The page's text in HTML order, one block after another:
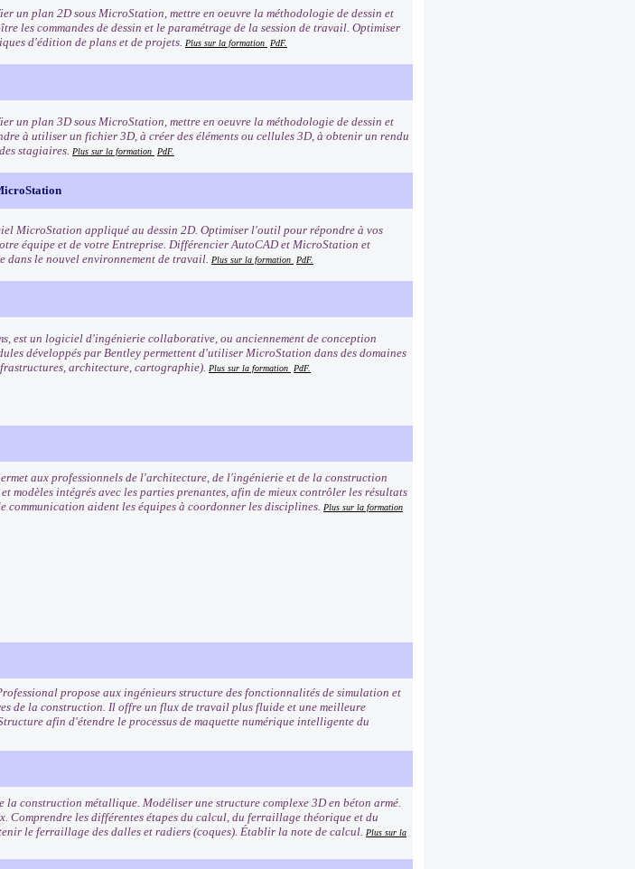
un plan 2D sous MicroStation, mettre en oeuvre la méthodologie de dessin et
les commandes de dessin et le paramétrage de la session de travail. Optimiser
d'édition de plans et de projets. Plus sur la formation PdF.
un plan 3D sous MicroStation, mettre en oeuvre la méthodologie de dessin et
à utiliser un fichier 3D, à créer des éléments ou cellules 3D, à obtenir un rendu
stagiaires. Plus sur la formation PdF.
MicroStation appliqué au dessin 2D. Optimiser l'outil pour répondre à vos
équipe et de votre Entreprise. Différencier AutoCAD et MicroStation et
dans le nouvel environnement de travail. Plus sur la formation PdF.
est un logiciel d'ingénierie collaborative, ou anciennement de conception
développés par Bentley permettent d'utiliser MicroStation dans des domaines
architecture, cartographie). Plus sur la formation PdF.
aux professionnels de l'architecture, de l'ingénierie et de la construction
modèles intégrés avec les parties prenantes, afin de mieux contrôler les résultats
aident les équipes à coordonner les disciplines. Plus sur la formation
propose aux ingénieurs structure des fonctionnalités de simulation et
de la construction. Il offre un flux de travail plus fluide et une meilleure
afin d'étendre le processus de maquette numérique intelligente du
la construction métallique. Modéliser une structure complexe 3D en béton armé.
Comprendre les différentes étapes du calcul, du ferraillage théorique et du
le ferraillage des dalles et radiers (coques). Établir la note de calcul. Plus sur la